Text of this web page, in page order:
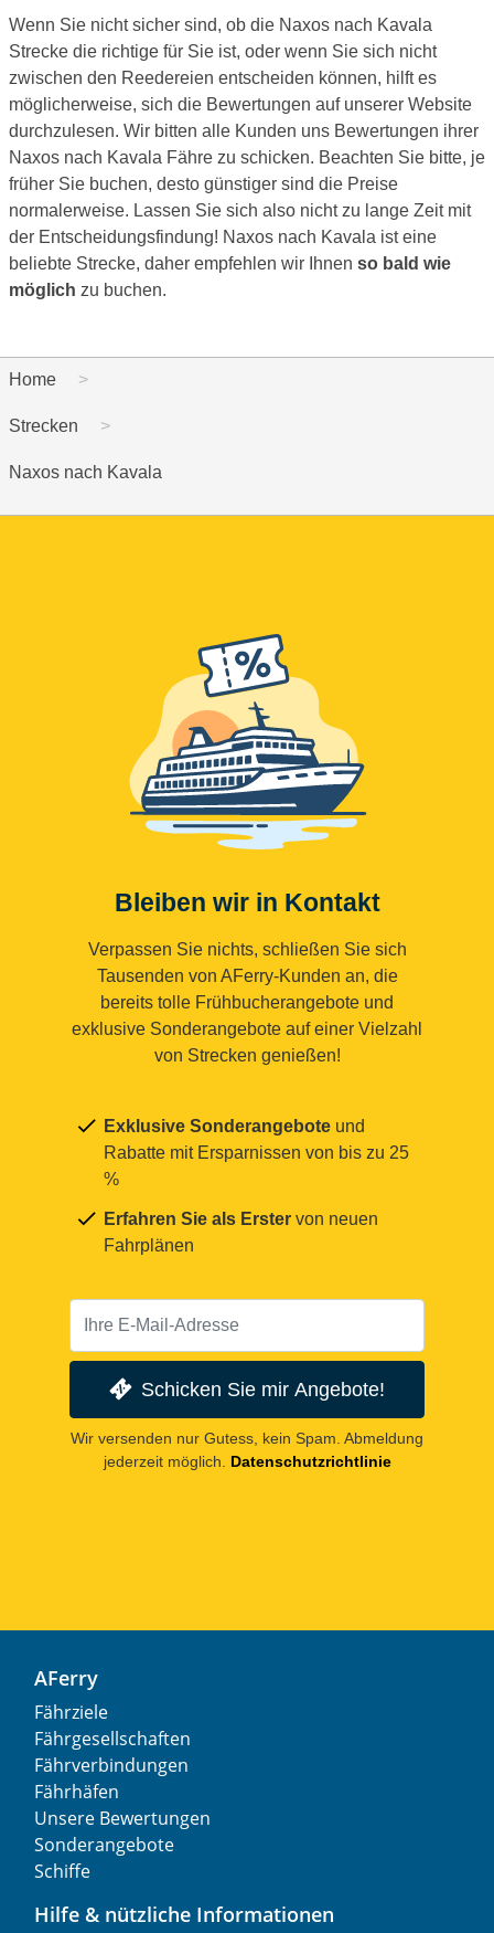
Wenn Sie nicht sicher sind, ob die Naxos nach Kavala
Strecke die richtige für Sie ist, oder wenn Sie sich nicht
zwischen den Reedereien entscheiden können, hilft es
möglicherweise, sich die Bewertungen auf unserer Website
durchzulesen. Wir bitten alle Kunden uns Bewertungen ihrer
Naxos nach Kavala Fähre zu schicken. Beachten Sie bitte, je
früher Sie buchen, desto günstiger sind die Preise
normalerweise. Lassen Sie sich also nicht zu lange Zeit mit
der Entscheidungsfindung! Naxos nach Kavala ist eine
beliebte Strecke, daher empfehlen wir Ihnen so bald wie
möglich zu buchen.
Home
Strecken
Naxos nach Kavala
Bleiben wir in Kontakt
Verpassen Sie nichts, schließen Sie sich
Tausenden von AFerry-Kunden an, die
bereits tolle Frühbucherangebote und
exklusive Sonderangebote auf einer Vielzahl
von Strecken genießen!
Exklusive Sonderangebote und
Rabatte mit Ersparnissen von bis zu 25
%
Erfahren Sie als Erster von neuen
Fahrplänen
Schicken Sie mir Angebote!
Wir versenden nur Gutess, kein Spam. Abmeldung
jederzeit möglich.
Datenschutzrichtlinie
AFerry
Fährziele
Fährgesellschaften
Fährverbindungen
Fährhäfen
Unsere Bewertungen
Sonderangebote
Schiffe
Hilfe & nützliche Informationen